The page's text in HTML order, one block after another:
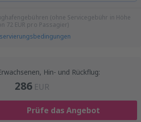
(ohne Servicegebühr in Höhe
72 EUR pro Passagier)
Hin- und Rückflug:
286 EUR
Prüfe das Angebot